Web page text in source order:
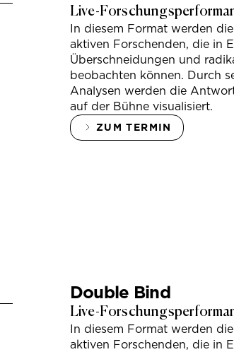
Live-
In diesem Format werden
aktiven Forschenden, die in
Überschneidungen und
beobachten können. Durch
Analysen werden die
auf der Bühne visualisiert.
ZUM TERMIN
Double Bind
Live-
In diesem Format werden
aktiven Forschenden, die in